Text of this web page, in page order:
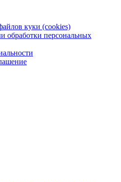
куки (cookies)
обработки персональных